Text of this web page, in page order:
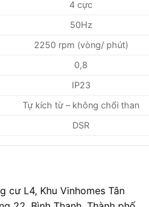
4 cực
50Hz
2250 rpm (vòng/ phút)
0,8
IP23
Tự kích từ – không chổi than
DSR
cư L4, Khu Vinhomes Tân